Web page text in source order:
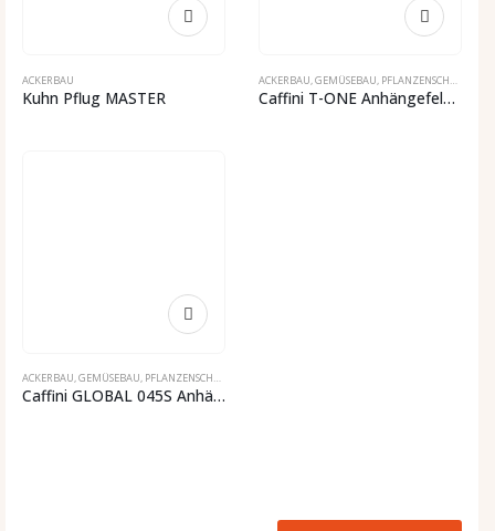
ACKERBAU
Kuhn Pflug MASTER
ACKERBAU,GEMÜSEBAU, PFLANZENSCHUTZ
Caffini T-ONE Anhängefeldspritze
ACKERBAU,GEMÜSEBAU, PFLANZENSCHUTZ
Caffini GLOBAL 045S Anhängefeldspritze